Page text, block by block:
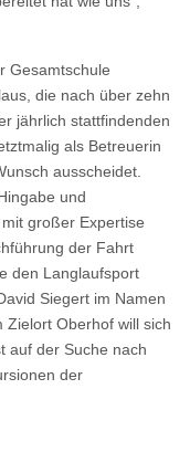
Gesamtschule
die nach über zehn
jährlich stattfindenden
als Betreuerin
ausscheidet.
und
großer Expertise
der Fahrt
den Langlaufsport
Siegert im Namen
Zielort Oberhof will sich
auf der Suche nach
der